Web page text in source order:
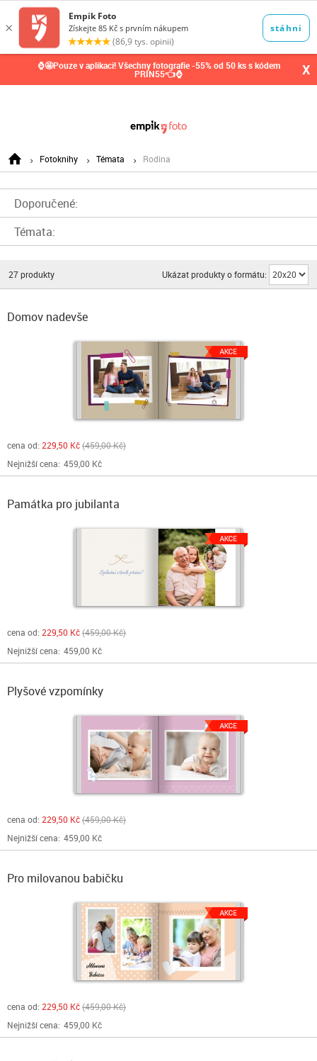
⌚🤩Pouze v aplikaci! Všechny fotografie -55% od 50 ks s kódem
PRIN55👈⌚ X
Fotoknihy Témata Rodina
Doporučené:
Témata:
27produkty Ukázat produkty o formátu:
Domov nadevše
cena od: 229,50 Kč 459,00 Kč
Nejnižší cena: 459,00 Kč
Památka pro jubilanta
cena od: 229,50 Kč 459,00 Kč
Nejnižší cena: 459,00 Kč
Plyšové vzpomínky
cena od: 229,50 Kč 459,00 Kč
Nejnižší cena: 459,00 Kč
Pro milovanou babičku
cena od: 229,50 Kč 459,00 Kč
Nejnižší cena: 459,00 Kč